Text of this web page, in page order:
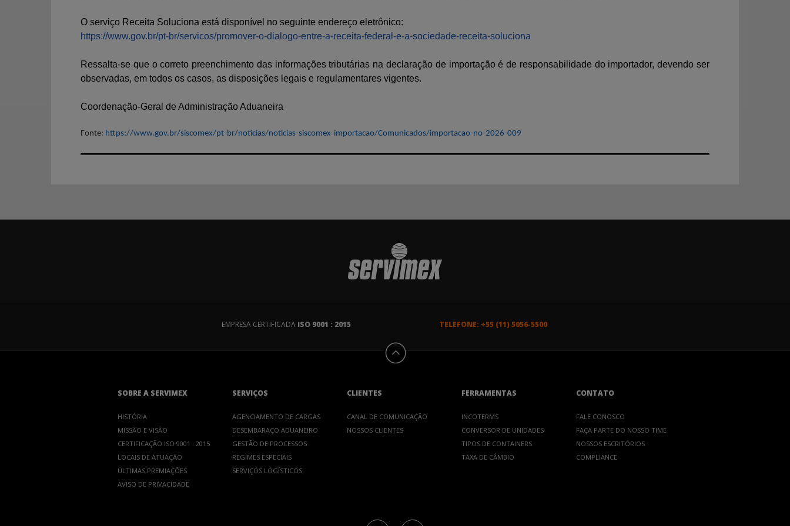
O serviço Receita Soluciona está disponível no seguinte endereço eletrônico:
https://www.gov.br/pt-br/servicos/promover-o-dialogo-entre-a-receita-federal-e-a-sociedade-receita-soluciona
Ressalta-se que o correto preenchimento das informações tributárias na declaração de importação é de responsabilidade do importador, devendo ser
observadas, em todos os casos, as disposições legais e regulamentares vigentes.
Coordenação-Geral de Administração Aduaneira
Fonte: https://www.gov.br/siscomex/pt-br/noticias/noticias-siscomex-importacao/Comunicados/importacao-no-2026-009
EMPRESA CERTIFICADA ISO 9001 : 2015 TELEFONE: +55 (11) 5056-5500
SOBRE A SERVIMEX
HISTÓRIA
MISSÃO E VISÃO
CERTIFICAÇÃO ISO 9001 : 2015
LOCAIS DE ATUAÇÃO
ÚLTIMAS PREMIAÇÕES
AVISO DE PRIVACIDADE
SERVIÇOS
AGENCIAMENTO DE CARGAS
DESEMBARAÇO ADUANEIRO
GESTÃO DE PROCESSOS
REGIMES ESPECIAIS
SERVIÇOS LOGÍSTICOS
CLIENTES
CANAL DE COMUNICAÇÃO
NOSSOS CLIENTES
FERRAMENTAS
INCOTERMS
CONVERSOR DE UNIDADES
TIPOS DE CONTAINERS
TAXA DE CÂMBIO
CONTATO
FALE CONOSCO
FAÇA PARTE DO NOSSO TIME
NOSSOS ESCRITÓRIOS
COMPLIANCE